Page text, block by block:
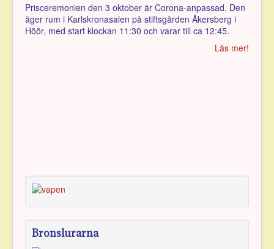
Prisceremonien den 3 oktober är Corona-anpassad. Den
äger rum i Karlskronasalen på stiftsgården Åkersberg i
Höör, med start klockan 11:30 och varar till ca 12:45.
Läs mer!
Bronslurarna